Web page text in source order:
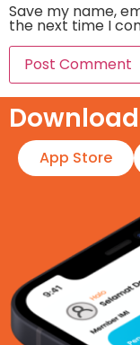
Save my name,
the next time I
App Store